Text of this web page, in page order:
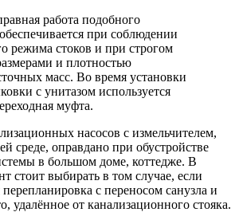
работа подобного
при соблюдении
режима стоков и при строгом
и плотностью
масс. Во время установки
с унитазом используется
муфта.
насосов с измельчителем,
среде, оправдано при обустройстве
в большом доме, коттедже. В
стоит выбирать в том случае, если
с переносом санузла и
удалённое от канализационного стояка.